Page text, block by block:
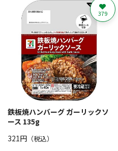
鉄板焼ハンバーグ ガーリックソ
ース 135g
321円 （税込）
379